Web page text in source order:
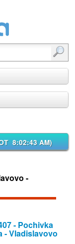
8:02:43 AM)
-
- Pochivka
- Vladislavovo